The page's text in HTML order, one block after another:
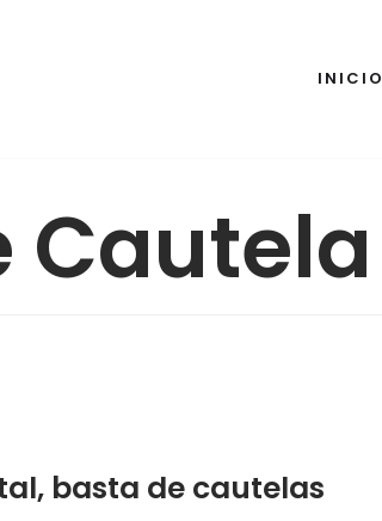
INICIO
Cautela
basta de cautelas